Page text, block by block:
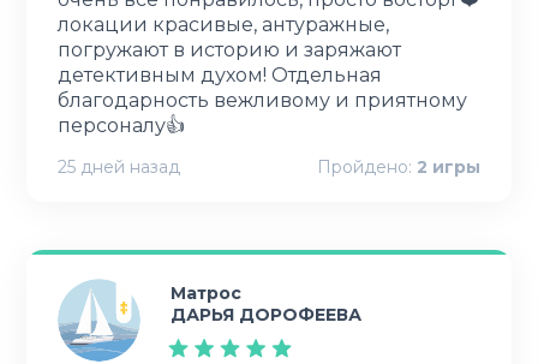
локации красивые, антуражные,
погружают в историю и заряжают
детективным духом! Отдельная
благодарность вежливому и приятному
персоналу👍
25 дней назад Пройдено: 2 игры
Матрос
ДАРЬЯ ДОРОФЕЕВА